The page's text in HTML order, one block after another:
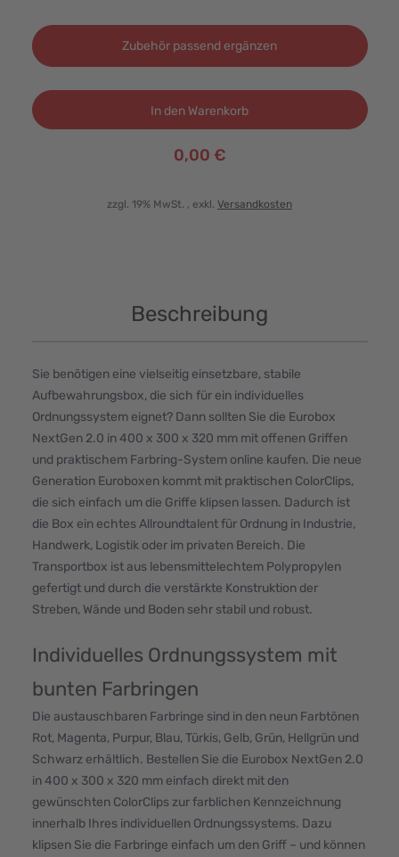
Zubehör passend ergänzen
In den Warenkorb
0,00 €
zzgl. 19% MwSt. , exkl. Versandkosten
Beschreibung
Sie benötigen eine vielseitig einsetzbare, stabile
Aufbewahrungsbox, die sich für ein individuelles
Ordnungssystem eignet? Dann sollten Sie die Eurobox
NextGen 2.0 in 400 x 300 x 320 mm mit offenen Griffen
und praktischem Farbring-System online kaufen. Die neue
Generation Euroboxen kommt mit praktischen ColorClips,
die sich einfach um die Griffe klipsen lassen. Dadurch ist
die Box ein echtes Allroundtalent für Ordnung in Industrie,
Handwerk, Logistik oder im privaten Bereich. Die
Transportbox ist aus lebensmittelechtem Polypropylen
gefertigt und durch die verstärkte Konstruktion der
Streben, Wände und Boden sehr stabil und robust.
Individuelles Ordnungssystem mit
bunten Farbringen
Die austauschbaren Farbringe sind in den neun Farbtönen
Rot, Magenta, Purpur, Blau, Türkis, Gelb, Grün, Hellgrün und
Schwarz erhältlich. Bestellen Sie die Eurobox NextGen 2.0
in 400 x 300 x 320 mm einfach direkt mit den
gewünschten ColorClips zur farblichen Kennzeichnung
innerhalb Ihres individuellen Ordnungssystems. Dazu
klipsen Sie die Farbringe einfach um den Griff – und können